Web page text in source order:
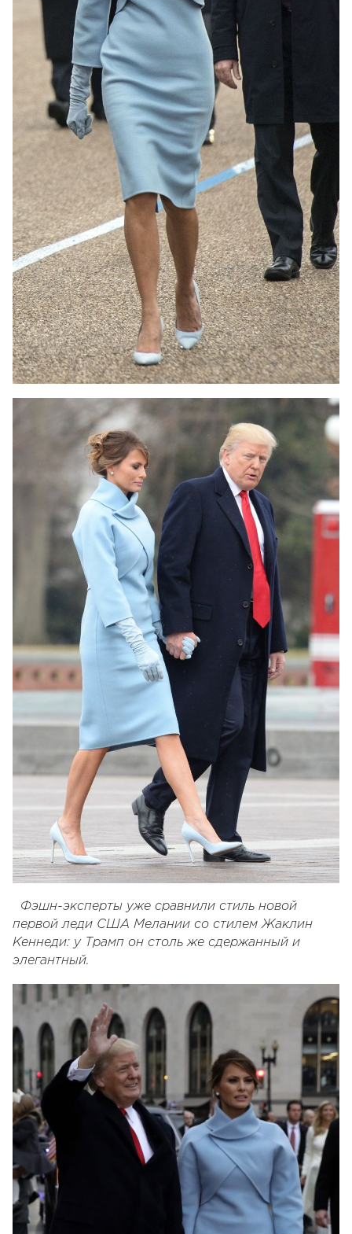
Фэшн-эксперты уже сравнили стиль новой
первой леди США Мелании со стилем Жаклин
Кеннеди: у Трамп он столь же сдержанный и
элегантный.